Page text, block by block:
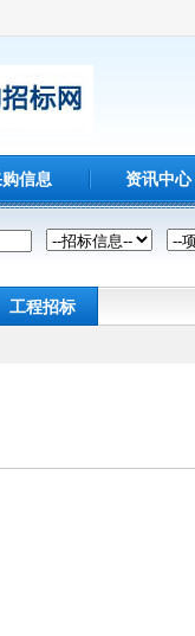
信息 资讯中心
工程招标